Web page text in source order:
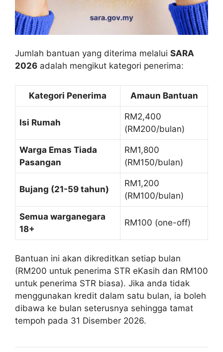
Jumlah bantuan yang diterima melalui SARA
2026 adalah mengikut kategori penerima:
Kategori Penerima Amaun Bantuan
Isi Rumah
RM2,400
(RM200/bulan)
Warga Emas Tiada
Pasangan
RM1,800
(RM150/bulan)
Bujang (21-59 tahun)
RM1,200
(RM100/bulan)
Semua warganegara
18+
RM100 (one-off)
Bantuan ini akan dikreditkan setiap bulan
(RM200 untuk penerima STR eKasih dan RM100
untuk penerima STR biasa). Jika anda tidak
menggunakan kredit dalam satu bulan, ia boleh
dibawa ke bulan seterusnya sehingga tamat
tempoh pada 31 Disember 2026.